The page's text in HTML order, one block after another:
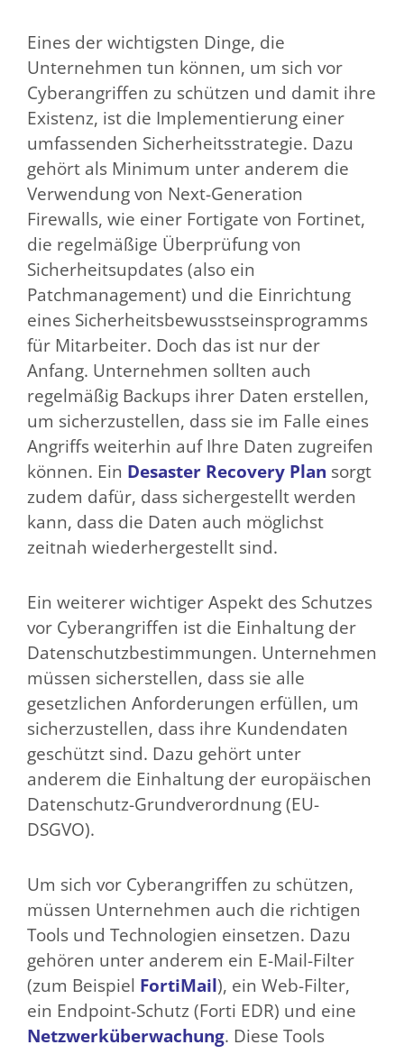
Eines der wichtigsten Dinge, die
Unternehmen tun können, um sich vor
Cyberangriffen zu schützen und damit ihre
Existenz, ist die Implementierung einer
umfassenden Sicherheitsstrategie. Dazu
gehört als Minimum unter anderem die
Verwendung von Next-Generation
Firewalls, wie einer Fortigate von Fortinet,
die regelmäßige Überprüfung von
Sicherheitsupdates (also ein
Patchmanagement) und die Einrichtung
eines Sicherheitsbewusstseinsprogramms
für Mitarbeiter. Doch das ist nur der
Anfang. Unternehmen sollten auch
regelmäßig Backups ihrer Daten erstellen,
um sicherzustellen, dass sie im Falle eines
Angriffs weiterhin auf Ihre Daten zugreifen
können. Ein Desaster Recovery Plan sorgt
zudem dafür, dass sichergestellt werden
kann, dass die Daten auch möglichst
zeitnah wiederhergestellt sind.
Ein weiterer wichtiger Aspekt des Schutzes
vor Cyberangriffen ist die Einhaltung der
Datenschutzbestimmungen. Unternehmen
müssen sicherstellen, dass sie alle
gesetzlichen Anforderungen erfüllen, um
sicherzustellen, dass ihre Kundendaten
geschützt sind. Dazu gehört unter
anderem die Einhaltung der europäischen
Datenschutz-Grundverordnung (EU-
DSGVO).
Um sich vor Cyberangriffen zu schützen,
müssen Unternehmen auch die richtigen
Tools und Technologien einsetzen. Dazu
gehören unter anderem ein E-Mail-Filter
(zum Beispiel FortiMail), ein Web-Filter,
ein Endpoint-Schutz (Forti EDR) und eine
Netzwerküberwachung. Diese Tools